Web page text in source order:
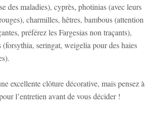
des maladies), cyprès, photinias (avec leurs
charmilles, hêtres, bambous (attention
préférez les Fargesias non traçants),
(forsythia, seringat, weigelia pour des haies
excellente clôture décorative, mais pensez à
l’entretien avant de vous décider !